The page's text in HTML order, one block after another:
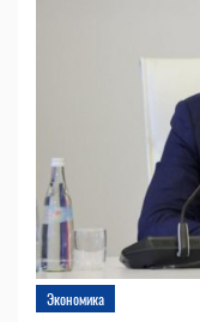
Экономика